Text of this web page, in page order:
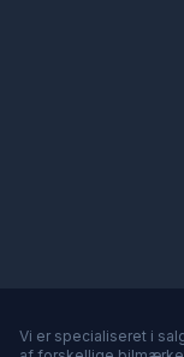
Vi er specialiseret i